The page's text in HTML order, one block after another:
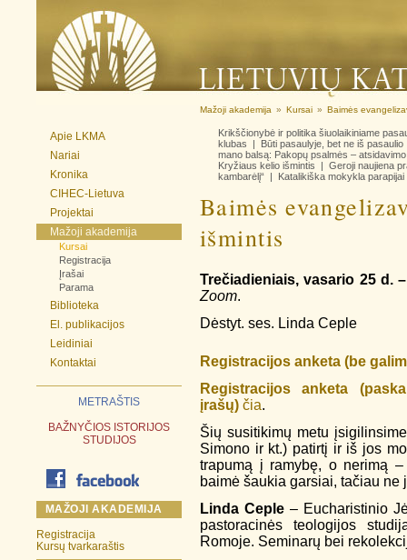
Apie LKMA
Nariai
Kronika
CIHEC-Lietuva
Projektai
Mažoji akademija
Kursai
Registracija
Įrašai
Parama
Biblioteka
El. publikacijos
Leidiniai
Kontaktai
METRAŠTIS
BAŽNYČIOS ISTORIJOS
STUDIJOS
MAŽOJI AKADEMIJA
Registracija
Kursų tvarkaraštis
Mažoji akademija » Kursai » Baimės
Krikščionybė ir politika šiuolaikiniame
klubas
|
Būti pasaulyje, bet ne iš pasaulio
mano balsą: Pakopų psalmės –
Kryžiaus kelio išmintis
| Geroji naujiena
kambarėlį“ | Katalikiška mokykla parapijai
Baimės
išmintis
Trečiadieniais, vasario 25 d.
Zoom.
Dėstyt. ses. Linda Ceple
Registracijos anketa (be
Registracijos anketa
įrašų) čia.
Šių susitikimų metu
Simono ir kt.) patirtį ir iš jos
trapumą į ramybę, o nerimą
baimė šaukia garsiai, tačiau
Linda Ceple – Eucharistinio
pastoracinės teologijos
Romoje. Seminarų bei